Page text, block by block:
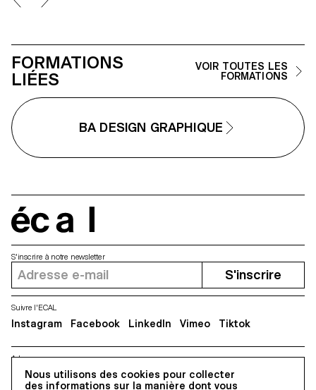
FORMATIONS
LIÉES
VOIR TOUTES LES
FORMATIONS
BA DESIGN GRAPHIQUE
Nous utilisons des cookies pour collecter
des informations sur la manière dont vous
Adresse
5, avenue du Temple, CH-1020 Renens
S'inscrire à notre newsletter
S'inscrire
Suivre l'ECAL
Instagram Facebook LinkedIn Vimeo Tiktok